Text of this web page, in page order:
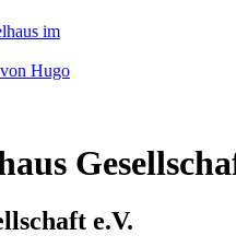
im
Hugo
e.V.